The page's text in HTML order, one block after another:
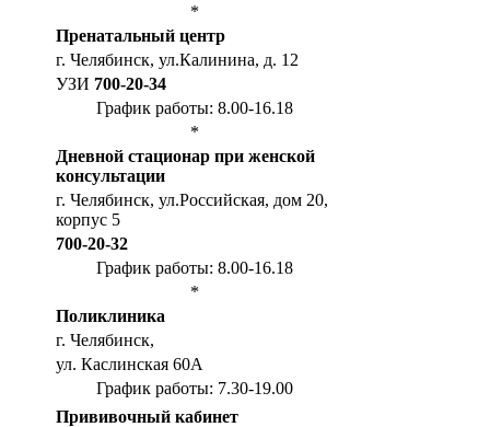
*
Пренатальный центр
г. Челябинск, ул.Калинина, д. 12
УЗИ 700-20-34
График работы: 8.00-16.18
*
Дневной стационар при женской
консультации
г. Челябинск, ул.Российская, дом 20,
корпус 5
700-20-32
График работы: 8.00-16.18
*
Поликлиника
г. Челябинск,
ул. Каслинская 60А
График работы: 7.30-19.00
Прививочный кабинет